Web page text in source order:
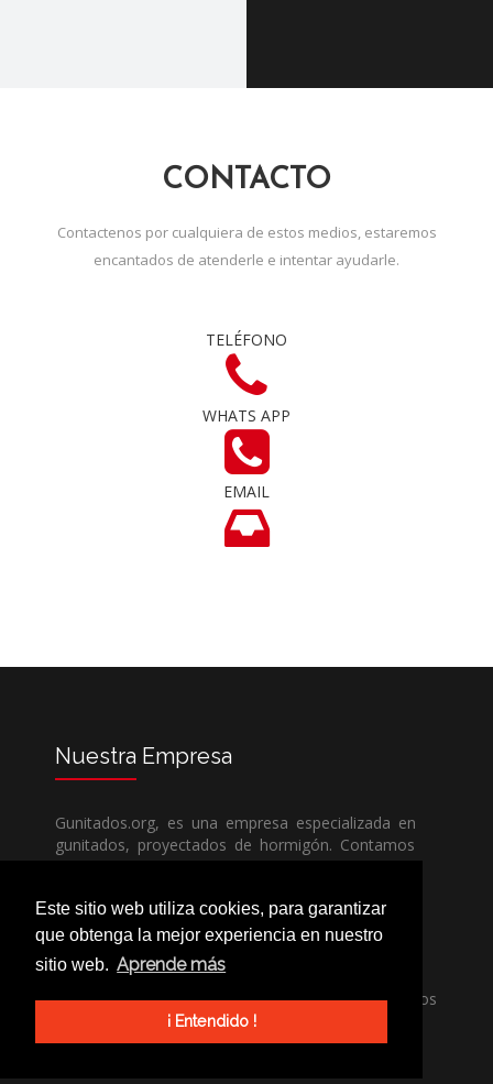
Este sitio web utiliza cookies, para garantizar
que obtenga la mejor experiencia en nuestro
sitio web. Aprende más
¡ Entendido !
CONTACTO
Contactenos por cualquiera de estos medios, estaremos
encantados de atenderle e intentar ayudarle.
TELÉFONO
WHATS APP
EMAIL
Nuestra Empresa
Gunitados.org, es una empresa especializada en
gunitados, proyectados de hormigón. Contamos
con todos los medios humanos y técnicos, para
competencia.
Si necesita una empresa de gunitados, no dude
en llamarnos, nuestros técnicos estran encantados
de poder ayudarle, ya sea usted particular o
profesional.